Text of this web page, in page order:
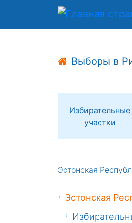
Выборы в
Избирательные
участки
Эстонская
Эстонская